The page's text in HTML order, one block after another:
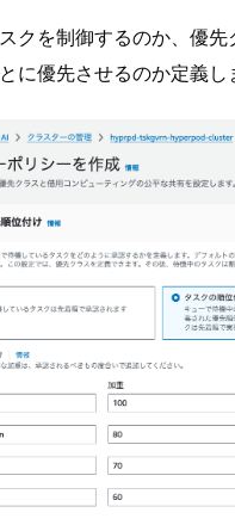
クを制御するのか、優
に優先させるのか定義し